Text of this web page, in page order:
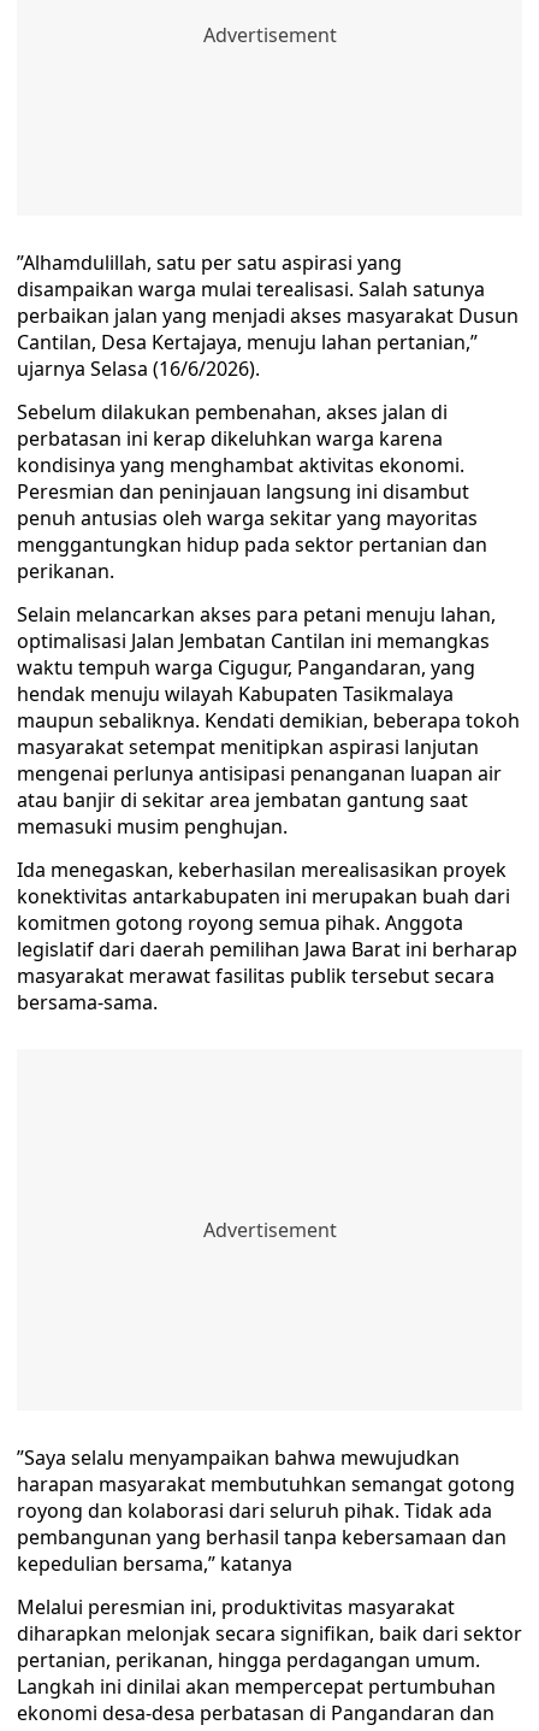
​”Alhamdulillah, satu per satu aspirasi yang
disampaikan warga mulai terealisasi. Salah satunya
perbaikan jalan yang menjadi akses masyarakat Dusun
Cantilan, Desa Kertajaya, menuju lahan pertanian,”
ujarnya Selasa (16/6/2026).
​Sebelum dilakukan pembenahan, akses jalan di
perbatasan ini kerap dikeluhkan warga karena
kondisinya yang menghambat aktivitas ekonomi.
Peresmian dan peninjauan langsung ini disambut
penuh antusias oleh warga sekitar yang mayoritas
menggantungkan hidup pada sektor pertanian dan
perikanan.
​Selain melancarkan akses para petani menuju lahan,
optimalisasi Jalan Jembatan Cantilan ini memangkas
waktu tempuh warga Cigugur, Pangandaran, yang
hendak menuju wilayah Kabupaten Tasikmalaya
maupun sebaliknya. Kendati demikian, beberapa tokoh
masyarakat setempat menitipkan aspirasi lanjutan
mengenai perlunya antisipasi penanganan luapan air
atau banjir di sekitar area jembatan gantung saat
memasuki musim penghujan.
​Ida menegaskan, keberhasilan merealisasikan proyek
konektivitas antarkabupaten ini merupakan buah dari
komitmen gotong royong semua pihak. Anggota
legislatif dari daerah pemilihan Jawa Barat ini berharap
masyarakat merawat fasilitas publik tersebut secara
bersama-sama.
​”Saya selalu menyampaikan bahwa mewujudkan
harapan masyarakat membutuhkan semangat gotong
royong dan kolaborasi dari seluruh pihak. Tidak ada
pembangunan yang berhasil tanpa kebersamaan dan
kepedulian bersama,” katanya
​Melalui peresmian ini, produktivitas masyarakat
diharapkan melonjak secara signifikan, baik dari sektor
pertanian, perikanan, hingga perdagangan umum.
Langkah ini dinilai akan mempercepat pertumbuhan
ekonomi desa-desa perbatasan di Pangandaran dan